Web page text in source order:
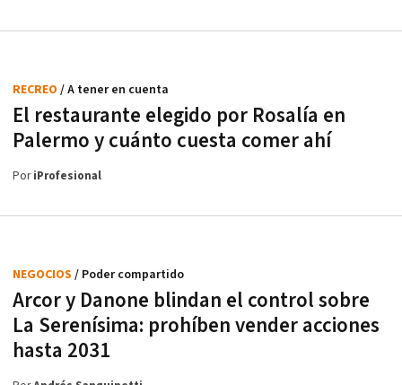
El restaurante elegido por Rosalía en
Palermo y cuánto cuesta comer ahí
RECREO / A tener en cuenta
PoriProfesional
Arcor y Danone blindan el control sobre
La Serenísima: prohíben vender acciones
hasta 2031
NEGOCIOS / Poder compartido